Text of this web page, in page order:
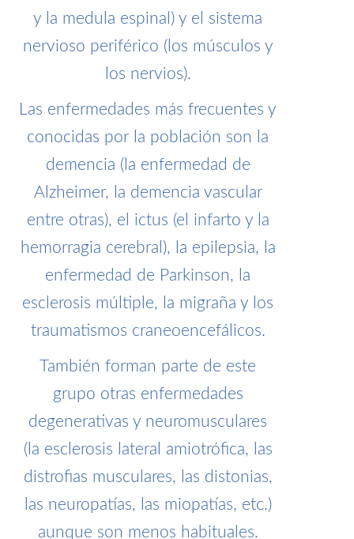
y la medula espinal) y el sistema
nervioso periférico (los músculos y
los nervios).
Las enfermedades más frecuentes y
conocidas por la población son la
demencia (la enfermedad de
Alzheimer, la demencia vascular
entre otras), el ictus (el infarto y la
hemorragia cerebral), la epilepsia, la
enfermedad de Parkinson, la
esclerosis múltiple, la migraña y los
traumatismos craneoencefálicos.
También forman parte de este
grupo otras enfermedades
degenerativas y neuromusculares
(la esclerosis lateral amiotrófica, las
distrofias musculares, las distonias,
las neuropatías, las miopatías, etc.)
aunque son menos habituales.